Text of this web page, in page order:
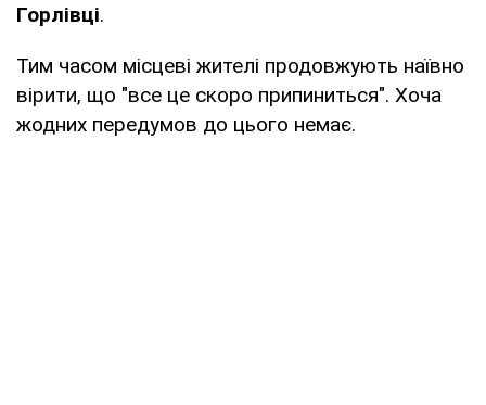
Горлівці.
Тим часом місцеві жителі продовжують наївно
вірити, що "все це скоро припиниться". Хоча
жодних передумов до цього немає.